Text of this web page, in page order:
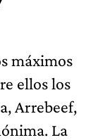
máximos
ellos los
Arrebeef,
La